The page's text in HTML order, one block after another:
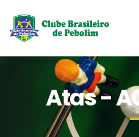
Atas -